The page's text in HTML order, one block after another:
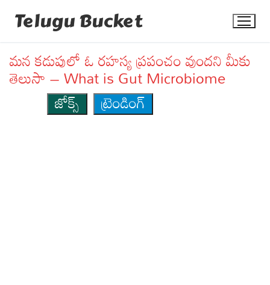
Telugu Bucket
మన కడుపులో ఓ రహస్య ప్రపంచం వుందని మీకు
తెలుసా – What is Gut Microbiome
జోక్స్
ట్రెండింగ్